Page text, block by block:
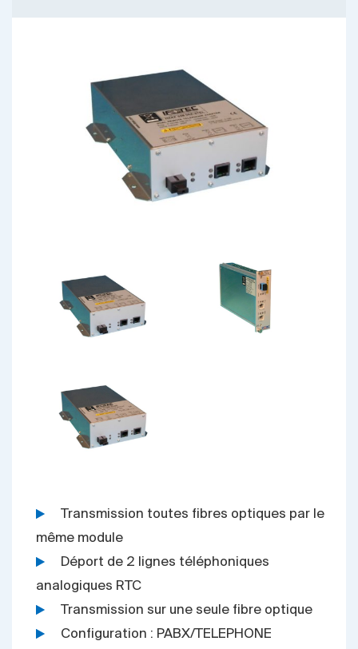
Transmission toutes fibres optiques par le
même module
Déport de 2 lignes téléphoniques
analogiques RTC
Transmission sur une seule fibre optique
Configuration : PABX/TELEPHONE